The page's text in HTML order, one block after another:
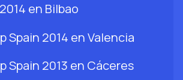
en Bilbao
Spain 2014 en Valencia
Spain 2013 en Cáceres